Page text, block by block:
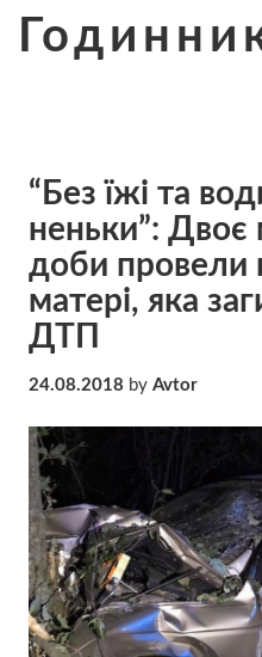
“Без їжі та
неньки”: Двоє
доби провели в
матері, яка
ДТП
24.08.2018 by Avtor